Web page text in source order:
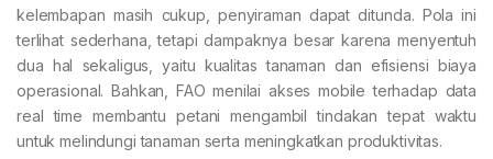
kelembapan masih cukup, penyiraman dapat ditunda. Pola ini
terlihat sederhana, tetapi dampaknya besar karena menyentuh
dua hal sekaligus, yaitu kualitas tanaman dan efisiensi biaya
operasional. Bahkan, FAO menilai akses mobile terhadap data
real time membantu petani mengambil tindakan tepat waktu
untuk melindungi tanaman serta meningkatkan produktivitas.